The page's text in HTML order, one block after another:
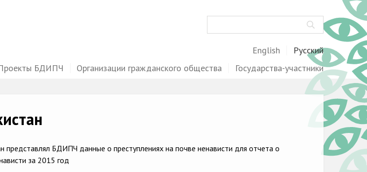
English Русский
БДИПЧ Организации гражданского общества Государства-участники
представлял БДИПЧ данные о преступлениях на почве ненависти для отчета о
за 2015 год